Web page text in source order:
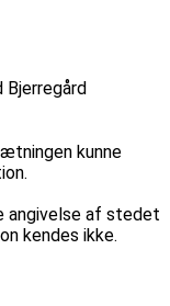
Bjerregård
kunne
angivelse af stedet
kendes ikke.